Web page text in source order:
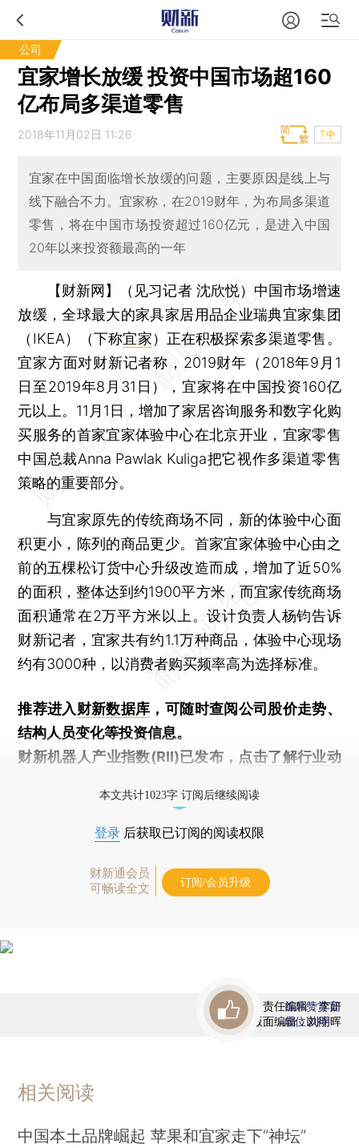
公司
宜家增长放缓 投资中国市场超160
亿布局多渠道零售
2018年11月02日 11:26 T中
宜家在中国面临增长放缓的问题，主要原因是线上与
线下融合不力。宜家称，在2019财年，为布局多渠道
零售，将在中国市场投资超过160亿元，是进入中国
20年以来投资额最高的一年
【财新网】（见习记者 沈欣悦） 中国市场增速
放缓，全球最大的家具家居用品企业瑞典宜家集团
（IKEA）（下称宜家）正在积极探索多渠道零售。
宜家方面对财新记者称，2019财年（2018年9月1
日至2019年8月31日），宜家将在中国投资160亿
元以上。11月1日，增加了家居咨询服务和数字化购
买服务的首家宜家体验中心在北京开业，宜家零售
中国总裁Anna Pawlak Kuliga把它视作多渠道零售
策略的重要部分。
与宜家原先的传统商场不同，新的体验中心面
积更小，陈列的商品更少。首家宜家体验中心由之
前的五棵松订货中心升级改造而成，增加了近50%
的面积，整体达到约1900平方米，而宜家传统商场
面积通常在2万平方米以上。设计负责人杨钧告诉
财新记者，宜家共有约1.1万种商品，体验中心现场
约有3000种，以消费者购买频率高为选择标准。
推荐进入财新数据库 ，可随时查阅公司股价走势、
结构人员变化等投资信息。
财新机器人产业指数(RII)已发布， 点击了解行业动
本文共计1023字 订阅后继续阅读
登录 后获取已订阅的阅读权限
财新通会员
可畅读全文
订阅/会员升级
责任编辑：李妍
版面编辑：刘明晖
首席赞赏官
虚位以待
相关阅读
中国本土品牌崛起 苹果和宜家走下“神坛”